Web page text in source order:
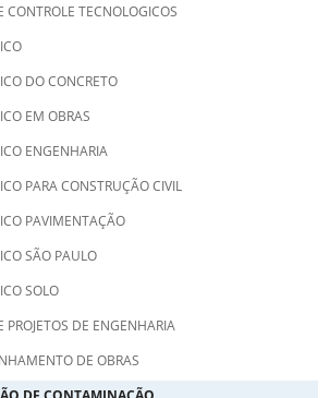
CONTROLE TECNOLOGICOS
DO CONCRETO
EM OBRAS
ENGENHARIA
PARA CONSTRUÇÃO CIVIL
PAVIMENTAÇÃO
SÃO PAULO
SOLO
DE ENGENHARIA
DE OBRAS